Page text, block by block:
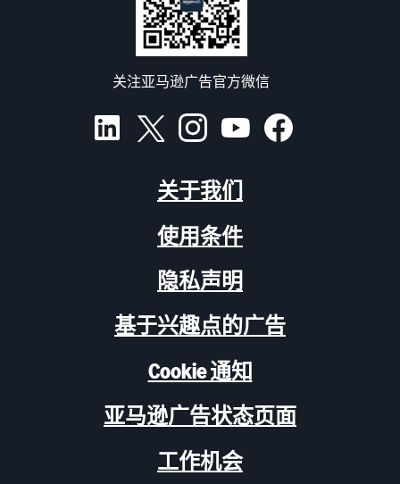
关注亚马逊广告官方微信
关于我们
使用条件
隐私声明
基于兴趣点的广告
Cookie 通知
亚马逊广告状态页面
工作机会